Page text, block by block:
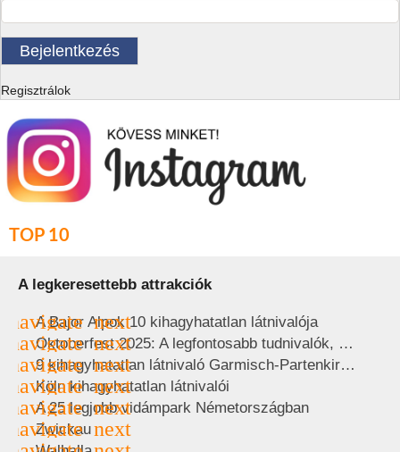
Regisztrálok
TOP 10
A legkeresettebb attrakciók
A Bajor Alpok 10 kihagyhatatlan látnivalója
Oktoberfest 2025: A legfontosabb tudnivalók, sörök, árak
9 kihagyhatatlan látnivaló Garmisch-Partenkirchenben
Köln kihagyhatatlan látnivalói
A 25 legjobb vidámpark Németországban
Zwickau